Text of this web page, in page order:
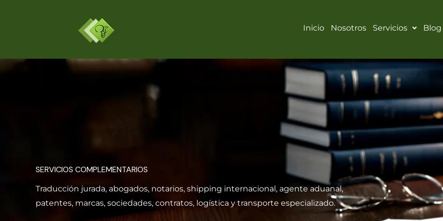
Inicio Nosotros Servicios Blog
SERVICIOS COMPLEMENTARIOS
Traducción jurada, abogados, notarios, shipping internacional, agente aduanal,
patentes, marcas, sociedades, contratos, logística y transporte especializado.